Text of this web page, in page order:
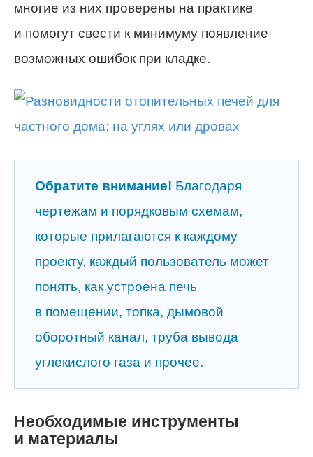
многие из них проверены на практике
и помогут свести к минимуму появление
возможных ошибок при кладке.
Обратите внимание! Благодаря
чертежам и порядковым схемам,
которые прилагаются к каждому
проекту, каждый пользователь может
понять, как устроена печь
в помещении, топка, дымовой
оборотный канал, труба вывода
углекислого газа и прочее.
Необходимые инструменты
и материалы